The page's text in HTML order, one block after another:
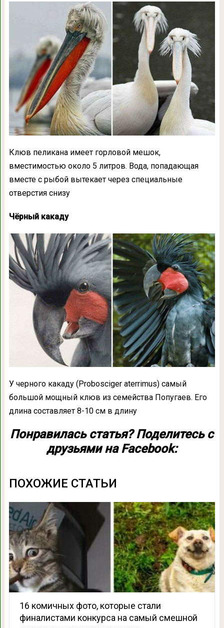
Клюв пеликана имеет горловой мешок,
вместимостью около 5 литров. Вода, попадающая
вместе с рыбой вытекает через специальные
отверстия снизу
Чёрный какаду
У черного какаду (Probosciger aterrimus) самый
большой мощный клюв из семейства Попугаев. Его
длина составляет 8-10 см в длину
Понравилась статья? Поделитесь с
друзьями на Facebook:
ПОХОЖИЕ СТАТЬИ
16 комичных фото, которые стали
финалистами конкурса на самый смешной